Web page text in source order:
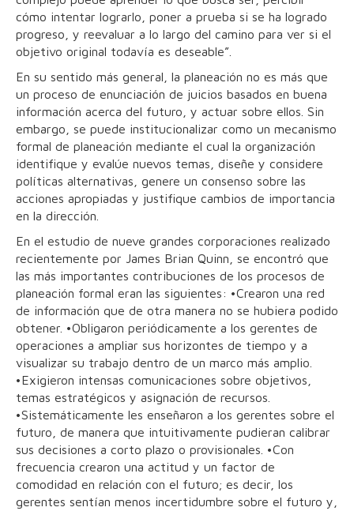
cómo intentar lograrlo, poner a prueba si se ha logrado
progreso, y reevaluar a lo largo del camino para ver si el
objetivo original todavía es deseable”.
En su sentido más general, la planeación no es más que
un proceso de enunciación de juicios basados en buena
información acerca del futuro, y actuar sobre ellos. Sin
embargo, se puede institucionalizar como un mecanismo
formal de planeación mediante el cual la organización
identifique y evalúe nuevos temas, diseñe y considere
políticas alternativas, genere un consenso sobre las
acciones apropiadas y justifique cambios de importancia
en la dirección.
En el estudio de nueve grandes corporaciones realizado
recientemente por James Brian Quinn, se encontró que
las más importantes contribuciones de los procesos de
planeación formal eran las siguientes: •Crearon una red
de información que de otra manera no se hubiera podido
obtener. •Obligaron periódicamente a los gerentes de
operaciones a ampliar sus horizontes de tiempo y a
visualizar su trabajo dentro de un marco más amplio.
•Exigieron intensas comunicaciones sobre objetivos,
temas estratégicos y asignación de recursos.
•Sistemáticamente les enseñaron a los gerentes sobre el
futuro, de manera que intuitivamente pudieran calibrar
sus decisiones a corto plazo o provisionales. •Con
frecuencia crearon una actitud y un factor de
comodidad en relación con el futuro; es decir, los
gerentes sentían menos incertidumbre sobre el futuro y,